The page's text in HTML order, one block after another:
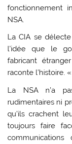
fonctionnement
NSA.
La CIA se
l’idée que le
fabricant
raconte l’histoire.
La NSA n’a
rudimentaires ni
qu’ils crachent
toujours faire
communications